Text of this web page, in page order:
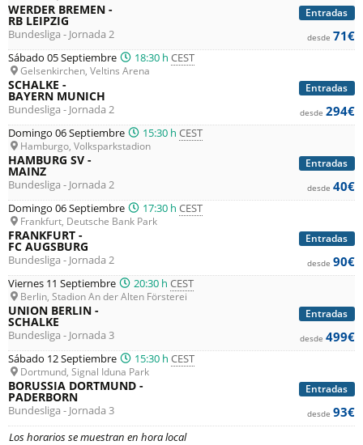
Los horarios se muestran en hora local
Entradas
WERDER BREMEN -
RB LEIPZIG
Bundesliga - Jornada 2 desde 71€
Sábado 05 Septiembre 18:30 hCEST
Gelsenkirchen, Veltins Arena
Entradas
SCHALKE -
BAYERN MUNICH
Bundesliga - Jornada 2 desde 294€
Domingo 06 Septiembre 15:30 hCEST
Hamburgo, Volksparkstadion
Entradas
HAMBURG SV -
MAINZ
Bundesliga - Jornada 2 desde 40€
Domingo 06 Septiembre 17:30 hCEST
Frankfurt, Deutsche Bank Park
Entradas
FRANKFURT -
FC AUGSBURG
Bundesliga - Jornada 2 desde 90€
Viernes 11 Septiembre 20:30 hCEST
Berlin, Stadion An der Alten Försterei
Entradas
UNION BERLIN -
SCHALKE
Bundesliga - Jornada 3 desde 499€
Sábado 12 Septiembre 15:30 hCEST
Dortmund, Signal Iduna Park
Entradas
BORUSSIA DORTMUND -
PADERBORN
Bundesliga - Jornada 3 desde 93€